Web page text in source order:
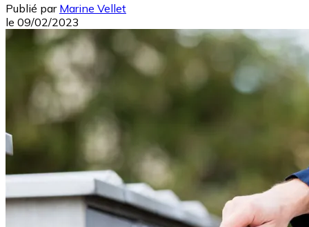
Publié par Marine Vellet
le 09/02/2023